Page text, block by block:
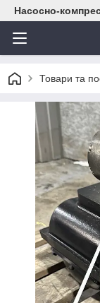
Насосно-
Товари та